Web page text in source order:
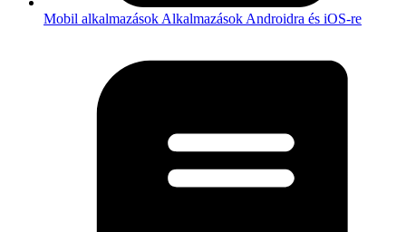
Mobil alkalmazások Alkalmazások Androidra és iOS-re